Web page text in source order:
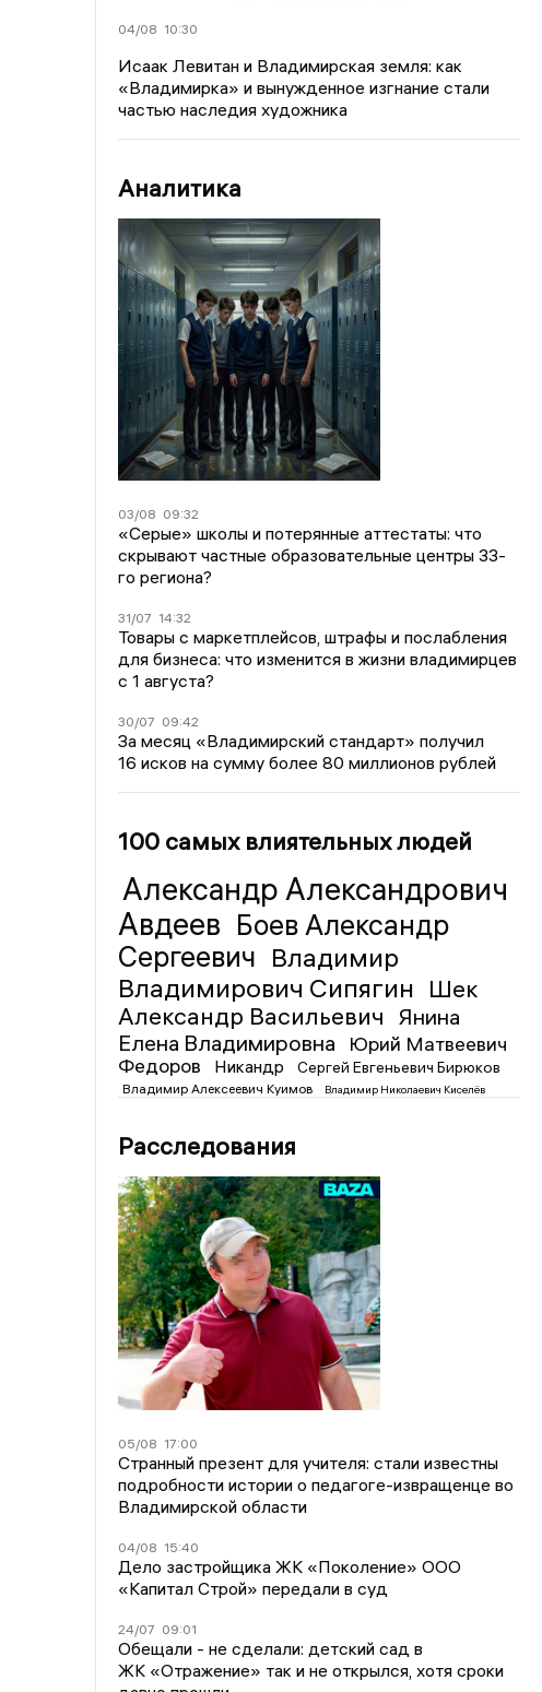
04/08 10:30
Исаак Левитан и Владимирская земля: как
«Владимирка» и вынужденное изгнание стали
частью наследия художника
Аналитика
03/08 09:32
«Серые» школы и потерянные аттестаты: что
скрывают частные образовательные центры 33-
го региона?
31/07 14:32
Товары с маркетплейсов, штрафы и послабления
для бизнеса: что изменится в жизни владимирцев
с 1 августа?
30/07 09:42
За месяц «Владимирский стандарт» получил
16 исков на сумму более 80 миллионов рублей
100 самых влиятельных людей
Александр Александрович
Авдеев Боев Александр
Сергеевич Владимир
Владимирович Сипягин Шек
Александр Васильевич
Янина
Елена Владимировна
Юрий Матвеевич
Федоров
Никандр Сергей Евгеньевич Бирюков
Владимир Алексеевич Куимов Владимир Николаевич Киселёв
Расследования
05/08 17:00
Странный презент для учителя: стали известны
подробности истории о педагоге-извращенце во
Владимирской области
04/08 15:40
Дело застройщика ЖК «Поколение» ООО
«Капитал Строй» передали в суд
24/07 09:01
Обещали - не сделали: детский сад в
ЖК «Отражение» так и не открылся, хотя сроки